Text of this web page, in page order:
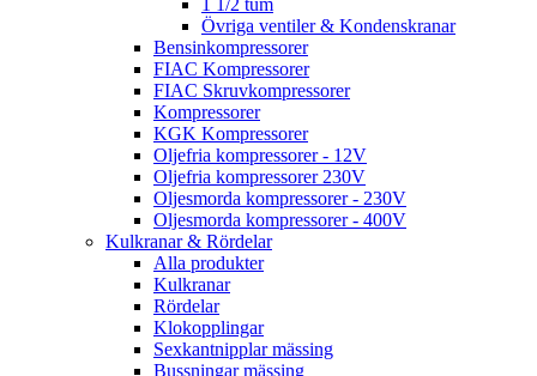
1 1/2 tum
Övriga ventiler & Kondenskranar
Bensinkompressorer
FIAC Kompressorer
FIAC Skruvkompressorer
Kompressorer
KGK Kompressorer
Oljefria kompressorer - 12V
Oljefria kompressorer 230V
Oljesmorda kompressorer - 230V
Oljesmorda kompressorer - 400V
Kulkranar & Rördelar
Alla produkter
Kulkranar
Rördelar
Klokopplingar
Sexkantnipplar mässing
Bussningar mässing